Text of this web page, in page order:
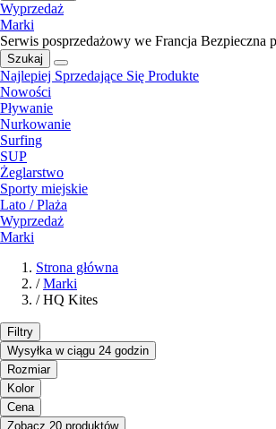
Wyprzedaż
Marki
Serwis posprzedażowy we Francja Bezpieczna
Szukaj
Najlepiej Sprzedające Się Produkte
Nowości
Pływanie
Nurkowanie
Surfing
SUP
Żeglarstwo
Sporty miejskie
Lato / Plaża
Wyprzedaż
Marki
Strona główna
/ Marki
/ HQ Kites
Filtry
Wysyłka w ciągu 24 godzin
Rozmiar
Kolor
Cena
Zobacz 20 produktów